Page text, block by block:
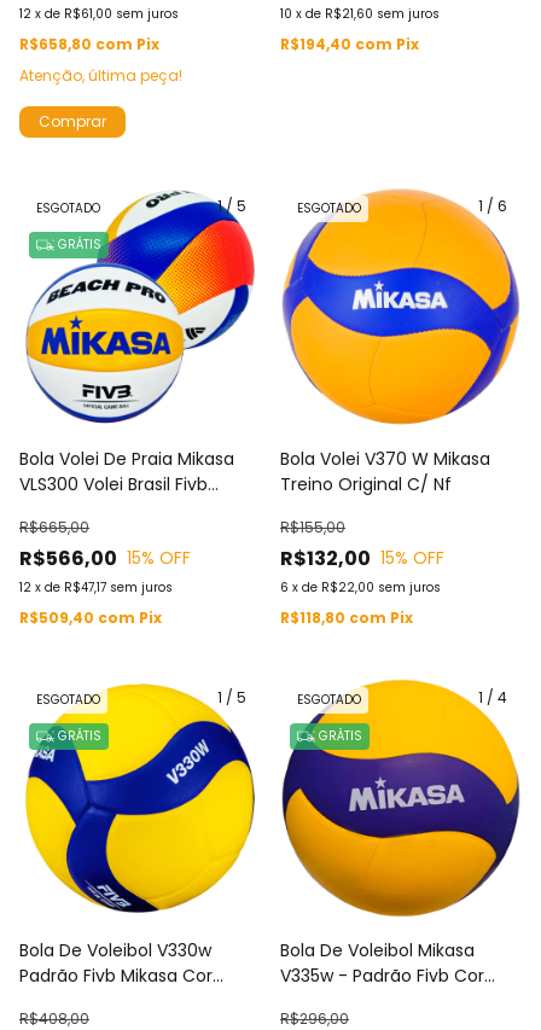
12 x de R$61,00 sem juros
R$658,80 com Pix
Atenção, última peça!
10 x de R$21,60 sem juros
R$194,40 com Pix
1/ 5
ESGOTADO
GRÁTIS
Bola Volei De Praia Mikasa
VLS300 Volei Brasil Fivb
R$566,00
R$665,00
15% OFF
12 x de R$47,17 sem juros
R$509,40 com Pix
1 / 6
ESGOTADO
Bola Volei V370 W Mikasa
Treino Original C/ Nf
R$132,00
R$155,00
15% OFF
6 x de R$22,00 sem juros
R$118,80 com Pix
1 / 5
ESGOTADO
GRÁTIS
Bola De Voleibol V330w
Padrão Fivb Mikasa Cor
R$408,00
1 / 4
ESGOTADO
GRÁTIS
Bola De Voleibol Mikasa
V335w - Padrão Fivb Cor
R$296,00